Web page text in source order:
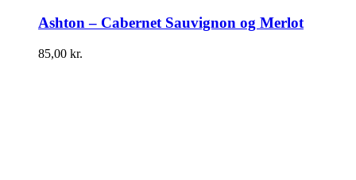
Ashton – Cabernet Sauvignon og Merlot
85,00 kr.